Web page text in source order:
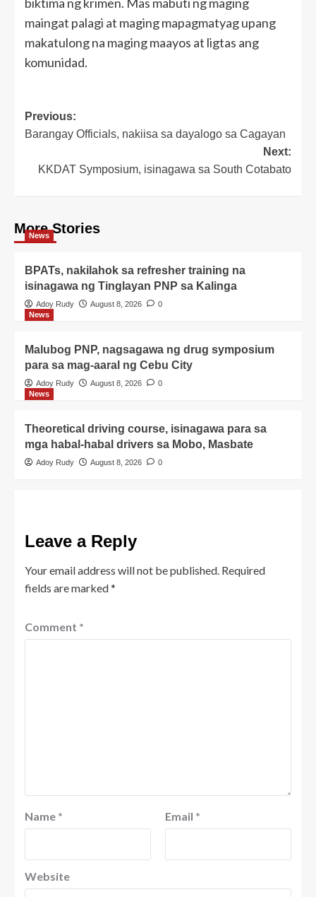
maingat palagi at maging mapagmatyag upang
makatulong na maging maayos at ligtas ang
komunidad.
Post
navigation
Previous:
Barangay Officials, nakiisa sa dayalogo sa Cagayan
Next:
KKDAT Symposium, isinagawa sa South Cotabato
More Stories
News
BPATs, nakilahok sa refresher training na
isinagawa ng Tinglayan PNP sa Kalinga
Adoy Rudy August 8, 2026
0
News
Malubog PNP, nagsagawa ng drug symposium
para sa mag-aaral ng Cebu City
Adoy Rudy August 8, 2026
0
News
Theoretical driving course, isinagawa para sa
mga habal-habal drivers sa Mobo, Masbate
Adoy Rudy August 8, 2026 0
Leave a Reply
Your email address will not be published. Required
fields are marked*
Comment *
Name * Email *
Website